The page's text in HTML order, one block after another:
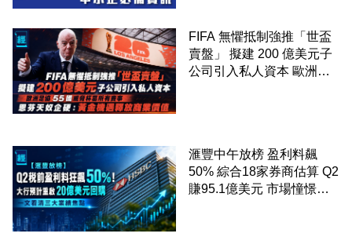
FIFA 無懼抵制強推「世盃
賣盤」 擬建 200 億美元子
公司引入私人資本 歐洲足
滙豐中午放榜 盈利料飆
50% 綜合18家券商估算 Q2
賺95.1億美元 市場憧憬重